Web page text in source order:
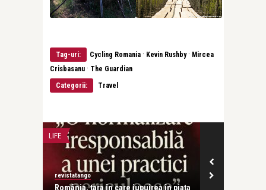
Tag-uri: Cycling Romania · Kevin Rushby· Mircea
Crisbasanu · The Guardian
Categorii:
Travel
LIFE
revistatango
România, țara în care jupuirea în piața